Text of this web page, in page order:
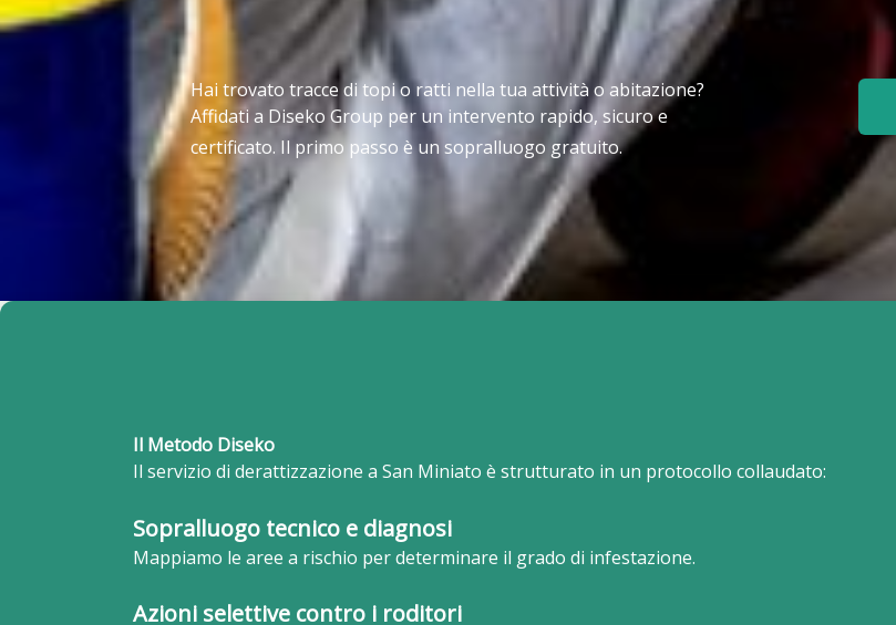
Hai trovato tracce di topi o ratti nella tua attività o abitazione?
Affidati a Diseko Group per un intervento rapido, sicuro e
certificato. Il primo passo è un sopralluogo gratuito.
Il Metodo Diseko
Il servizio di derattizzazione a San Miniato è strutturato in un protocollo collaudato:
Sopralluogo tecnico e diagnosi
Mappiamo le aree a rischio per determinare il grado di infestazione.
Azioni selettive contro i roditori